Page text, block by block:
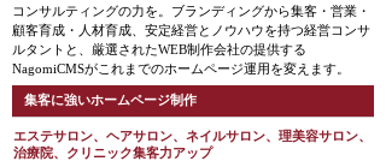
コンサルティングの力を。ブランディングから集客・営業・
顧客育成・人材育成、安定経営とノウハウを持つ経営コンサ
ルタントと、厳選されたWEB制作会社の提供する
NagomiCMSがこれまでのホームページ運用を変えます。
集客に強いホームページ制作
エステサロン、ヘアサロン、ネイルサロン、理美容サロン、
治療院、クリニック集客力アップ